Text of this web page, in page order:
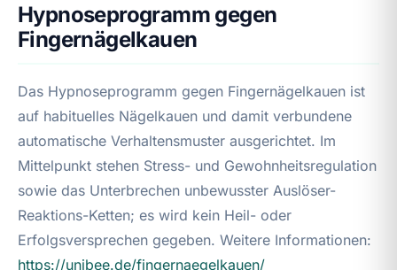
Hypnoseprogramm gegen
Fingernägelkauen
Das Hypnoseprogramm gegen Fingernägelkauen ist
auf habituelles Nägelkauen und damit verbundene
automatische Verhaltensmuster ausgerichtet. Im
Mittelpunkt stehen Stress- und Gewohnheitsregulation
sowie das Unterbrechen unbewusster Auslöser-
Reaktions-Ketten; es wird kein Heil- oder
Erfolgsversprechen gegeben. Weitere Informationen:
https://unibee.de/fingernaegelkauen/